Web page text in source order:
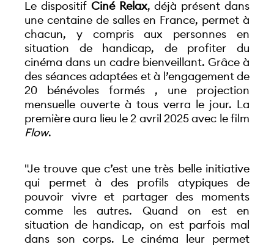
Le dispositif Ciné Relax, déjà présent dans
une centaine de salles en France, permet à
chacun, y compris aux personnes en
situation de handicap, de profiter du
cinéma dans un cadre bienveillant. Grâce à
des séances adaptées et à l’engagement de
20 bénévoles formés , une projection
mensuelle ouverte à tous verra le jour. La
Flow.
"Je trouve que c’est une très belle initiative
qui permet à des profils atypiques de
pouvoir vivre et partager des moments
comme les autres. Quand on est en
situation de handicap, on est parfois mal
dans son corps. Le cinéma leur permet